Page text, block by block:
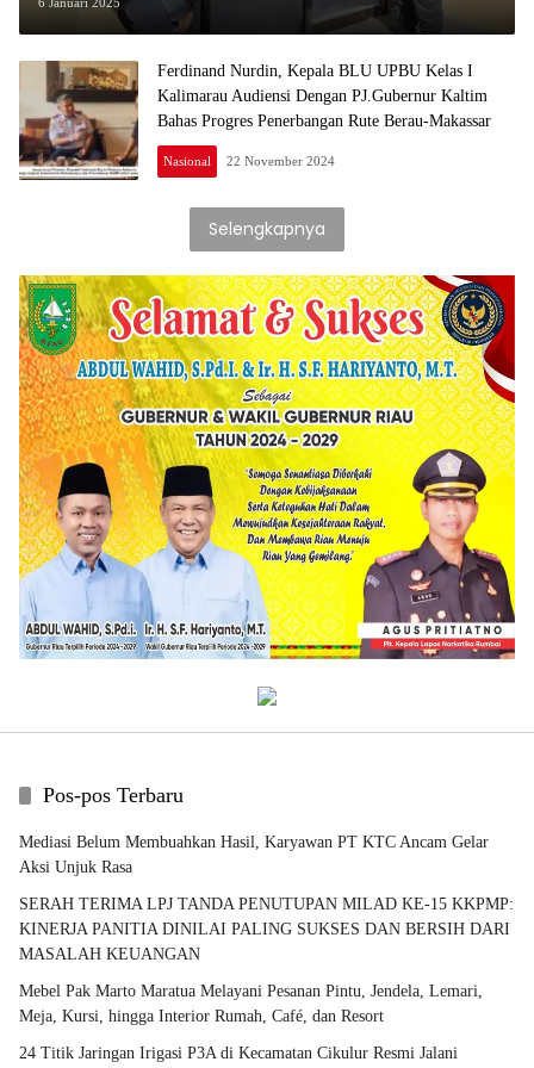
Ferdinand Nurdin, Kepala BLU UPBU Kelas I
Kalimarau Audiensi Dengan PJ.Gubernur Kaltim
Bahas Progres Penerbangan Rute Berau-Makassar
Nasional 22 November 2024
Selengkapnya
Pos-pos Terbaru
Mediasi Belum Membuahkan Hasil, Karyawan PT KTC Ancam Gelar
Aksi Unjuk Rasa
SERAH TERIMA LPJ TANDA PENUTUPAN MILAD KE-15 KKPMP:
KINERJA PANITIA DINILAI PALING SUKSES DAN BERSIH DARI
MASALAH KEUANGAN
Mebel Pak Marto Maratua Melayani Pesanan Pintu, Jendela, Lemari,
Meja, Kursi, hingga Interior Rumah, Café, dan Resort
24 Titik Jaringan Irigasi P3A di Kecamatan Cikulur Resmi Jalani